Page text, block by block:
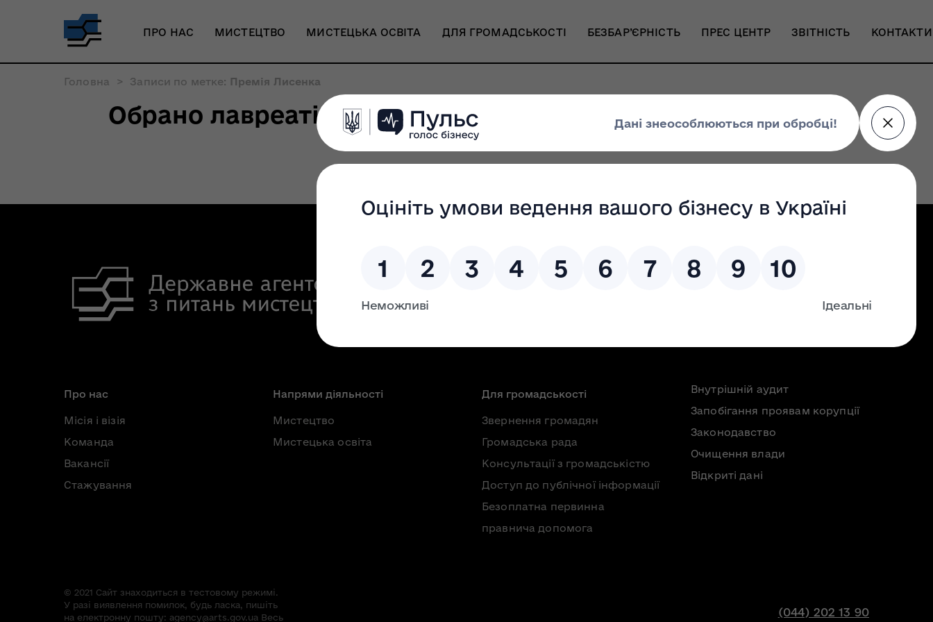
ПРО НАС МИСТЕЦТВО МИСТЕЦЬКА ОСВІТА ДЛЯ ГРОМАДСЬКОСТІ БЕЗБАР’ЄРНІСТЬ ПРЕС ЦЕНТР ЗВІТНІСТЬ КОНТАКТИ
Головна > Записи по метке: Премія Лисенка
Обрано лавреатів Премії імені М.В. Лисенка у 2026 році
Налаштування доступності
Про нас
Місія і візія
Команда
Вакансії
Стажування
Напрями діяльності
Мистецтво
Мистецька освіта
Для громадськості
Звернення громадян
Громадська рада
Консультації з громадськістю
Доступ до публічної інформації
Безоплатна первинна
правнича допомога
Внутрішній аудит
Запобігання проявам корупції
Законодавство
Очищення влади
Відкриті дані
© 2021 Сайт знаходиться в тестовому режимі.
У разі виявлення помилок, будь ласка, пишіть
на електронну пошту: agency@arts.gov.ua Весь (044) 202 13 90